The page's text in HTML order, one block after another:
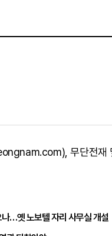
무단전재
나…옛 노보텔 자리 사무실 개설